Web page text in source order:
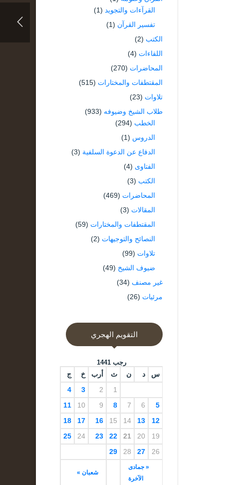
القرآءات والتجويد (1)
تفسير القرآن (1)
الكتب (2)
اللقاءات (4)
المحاضرات (270)
المقتطفات والمختارات (515)
تلاوات (23)
طلاب الشيخ وضيوفه (933)
الخطب (294)
الدروس (1)
الدفاع عن الدعوة السلفية (3)
الفتاوى (4)
الكتب (3)
المحاضرات (469)
المقالات (3)
المقتطفات والمختارات (59)
النصائح والتوجيهات (2)
تلاوات (99)
ضيوف الشيخ (49)
غير مصنف (34)
مرئيات (26)
التقويم الهجري
رجب 1441
س د ن ث أرب خ ج
« جمادى
الآخرة
شعبان »
1
2
3
4
5
6
7
8
9
10
11
12
13
14
15
16
17
18
19
20
21
22
23
24
25
26
27
28
29